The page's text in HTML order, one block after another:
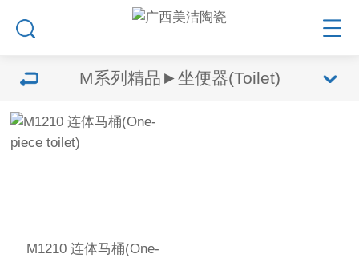
M系列精品►坐便器(Toilet)
M1210 连体马桶(One-